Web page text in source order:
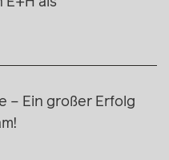
Praxisgruppe IP/IT:
E+H als